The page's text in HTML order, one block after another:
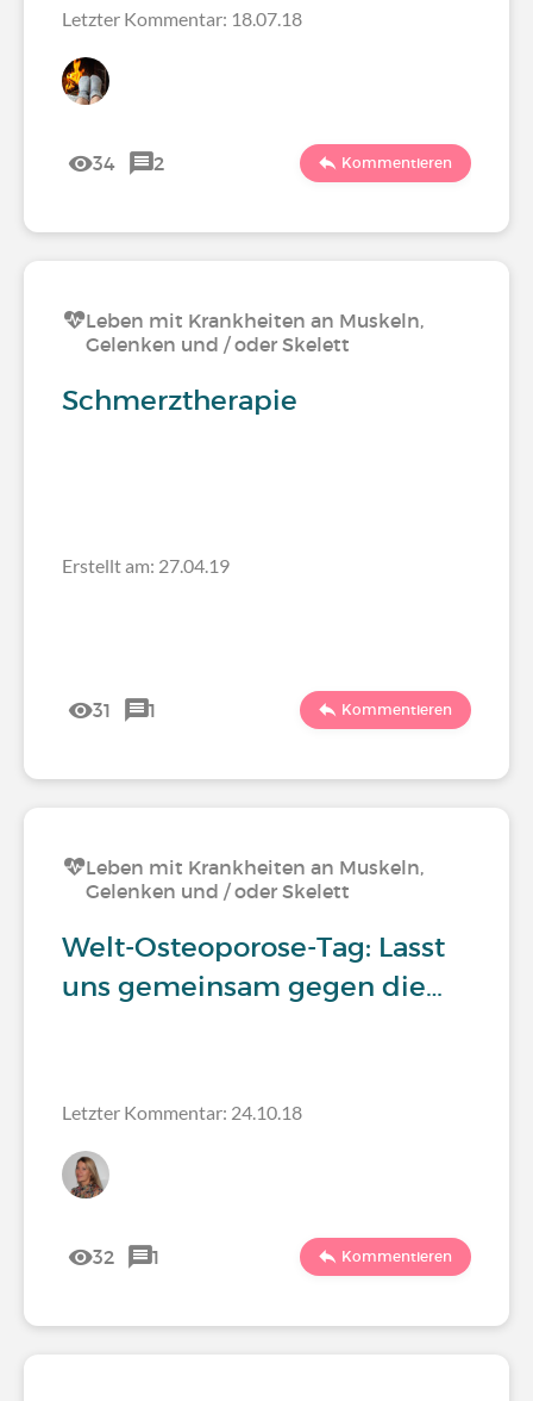
Letzter Kommentar: 18.07.18
34 2 Kommentieren
Leben mit Krankheiten an Muskeln,
Gelenken und / oder Skelett
Schmerztherapie
Erstellt am: 27.04.19
31 1 Kommentieren
Leben mit Krankheiten an Muskeln,
Gelenken und / oder Skelett
Welt-Osteoporose-Tag: Lasst
uns gemeinsam gegen die…
Letzter Kommentar: 24.10.18
32 1 Kommentieren